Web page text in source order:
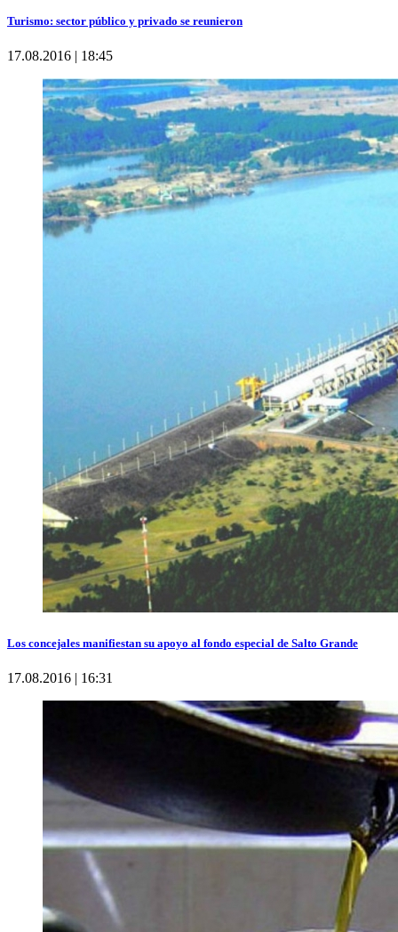
Turismo: sector público y privado se reunieron
17.08.2016 | 18:45
Los concejales manifiestan su apoyo al fondo especial de Salto Grande
17.08.2016 | 16:31